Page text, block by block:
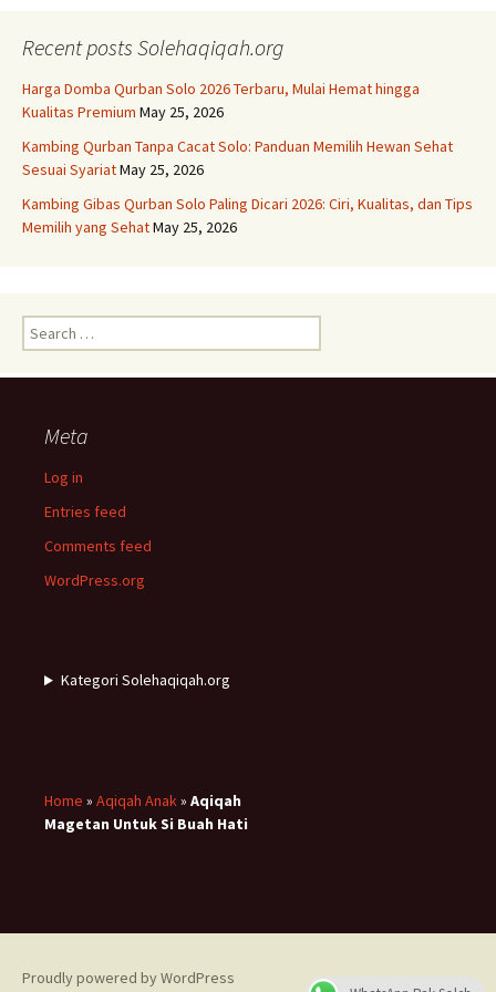
Recent posts Solehaqiqah.org
Harga Domba Qurban Solo 2026 Terbaru, Mulai Hemat hingga
Kualitas Premium May 25, 2026
Kambing Qurban Tanpa Cacat Solo: Panduan Memilih Hewan Sehat
Sesuai SyariatMay 25, 2026
Kambing Gibas Qurban Solo Paling Dicari 2026: Ciri, Kualitas, dan Tips
Memilih yang SehatMay 25, 2026
Search
for:
Meta
Log in
Entries feed
Comments feed
WordPress.org
Kategori Solehaqiqah.org
Home » Aqiqah Anak» Aqiqah
Magetan Untuk Si Buah Hati
Proudly powered by WordPress